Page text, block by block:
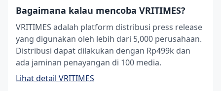
Bagaimana kalau mencoba VRITIMES?
VRITIMES adalah platform distribusi press release
yang digunakan oleh lebih dari 5,000 perusahaan.
Distribusi dapat dilakukan dengan Rp499k dan
ada jaminan penayangan di 100 media.
Lihat detail VRITIMES